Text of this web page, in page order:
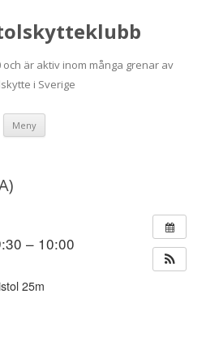
är aktiv inom många grenar av
i Sverige
Meny
– 10:00
25m